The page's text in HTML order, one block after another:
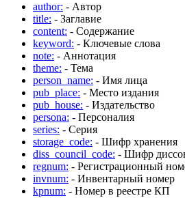
author: - Автор
title: - Заглавие
content: - Содержание
keyword: - Ключевые слова
note: - Аннотация
theme: - Тема
person_name: - Имя лица
pub_place: - Место издания
pub_house: - Издательство
persona: - Персоналия
series: - Серия
storage_code: - Шифр хранения
diss_council_code: - Шифр
regnum: - Регистрационный
invnum: - Инвентарный номер
kpnum: - Номер в реестре КП